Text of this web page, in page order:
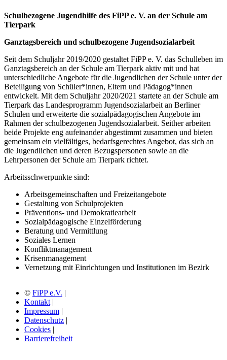
Schulbezogene Jugendhilfe des FiPP e. V. an der Schule am
Tierpark
Ganztagsbereich und schulbezogene Jugendsozialarbeit
Seit dem Schuljahr 2019/2020 gestaltet FiPP e. V. das Schulleben im
Ganztagsbereich an der Schule am Tierpark aktiv mit und hat
unterschiedliche Angebote für die Jugendlichen der Schule unter der
Beteiligung von Schüler*innen, Eltern und Pädagog*innen
entwickelt. Mit dem Schuljahr 2020/2021 startete an der Schule am
Tierpark das Landesprogramm Jugendsozialarbeit an Berliner
Schulen und erweiterte die sozialpädagogischen Angebote im
Rahmen der schulbezogenen Jugendsozialarbeit. Seither arbeiten
beide Projekte eng aufeinander abgestimmt zusammen und bieten
gemeinsam ein vielfältiges, bedarfsgerechtes Angebot, das sich an
die Jugendlichen und deren Bezugspersonen sowie an die
Lehrpersonen der Schule am Tierpark richtet.
Arbeitsschwerpunkte sind:
Arbeitsgemeinschaften und Freizeitangebote
Gestaltung von Schulprojekten
Präventions- und Demokratiearbeit
Sozialpädagogische Einzelförderung
Beratung und Vermittlung
Soziales Lernen
Konfliktmanagement
Krisenmanagement
Vernetzung mit Einrichtungen und Institutionen im Bezirk
© FiPP e.V. |
Kontakt |
Impressum |
Datenschutz |
Cookies |
Barrierefreiheit